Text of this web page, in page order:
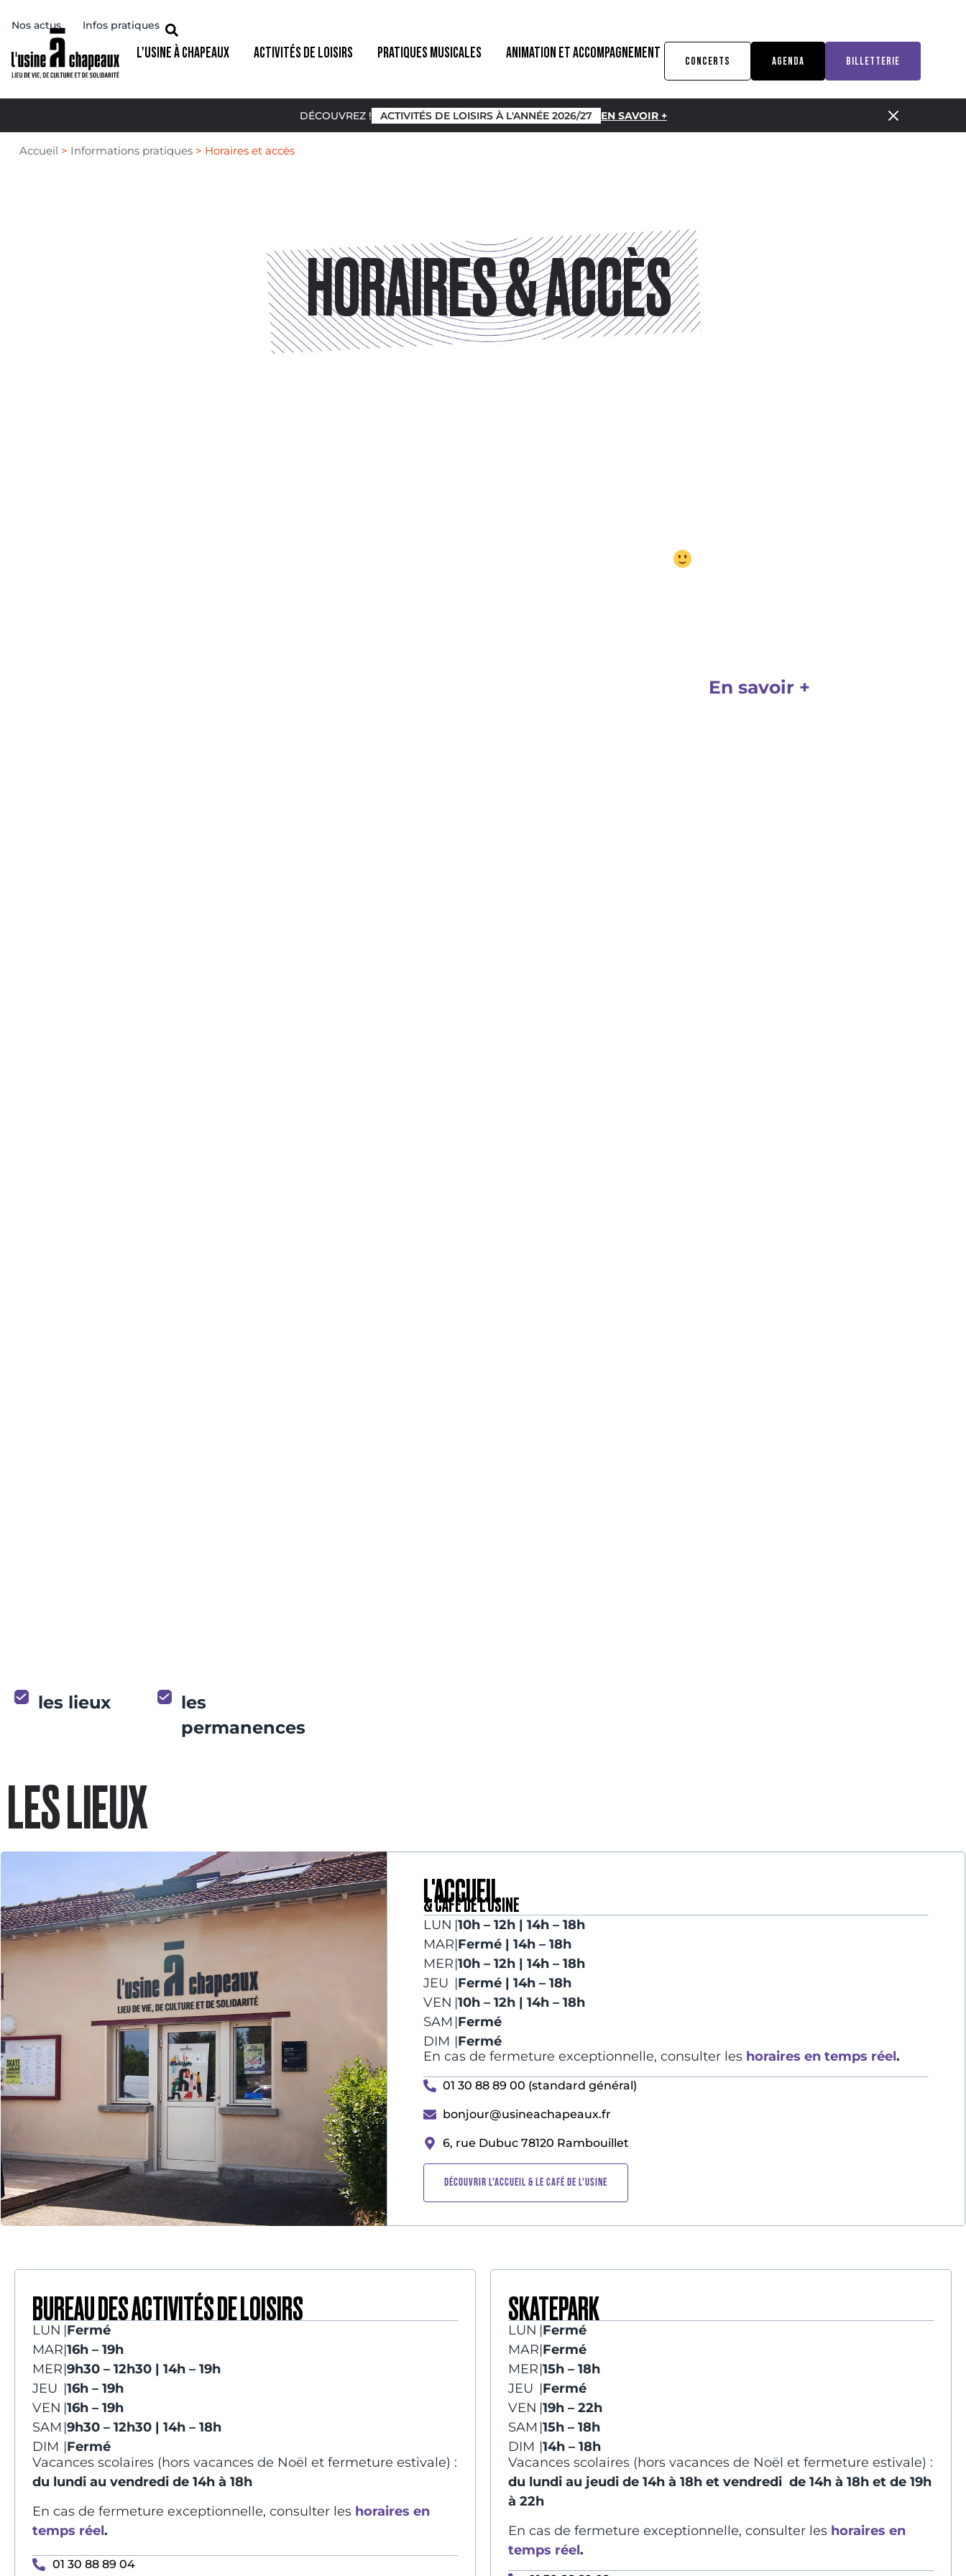
Nos actus Infos pratiques
L'USINE À CHAPEAUX ACTIVITÉS DE LOISIRS PRATIQUES MUSICALES ANIMATION ET ACCOMPAGNEMENT
CONCERTS AGENDA BILLETTERIE
DÉCOUVREZ ! ACTIVITÉS DE LOISIRS À L'ANNÉE 2026/27 EN SAVOIR +
Accueil > Informations pratiques > Horaires et accès
HORAIRES & ACCÈS
En savoir +
les lieux
les
permanences
LES LIEUX
L'ACCUEIL
& CAFÉ DE L'USINE
LUN
MAR
MER
JEU
VEN
SAM
DIM
|
|
|
|
|
|
|
10h – 12h | 14h – 18h
Fermé | 14h – 18h
10h – 12h | 14h – 18h
Fermé | 14h – 18h
10h – 12h | 14h – 18h
Fermé
Fermé
En cas de fermeture exceptionnelle, consulter les horaires en temps réel.
01 30 88 89 00 (standard général)
bonjour@usineachapeaux.fr
6, rue Dubuc 78120 Rambouillet
DÉCOUVRIR L'ACCUEIL & LE CAFÉ DE L'USINE
BUREAU DES ACTIVITÉS DE LOISIRS
LUN
MAR
MER
JEU
VEN
SAM
DIM
|
|
|
|
|
|
|
Fermé
16h – 19h
9h30 – 12h30 | 14h – 19h
16h – 19h
16h – 19h
9h30 – 12h30 | 14h – 18h
Fermé
Vacances scolaires (hors vacances de Noël et fermeture estivale) :
du lundi au vendredi de 14h à 18h
En cas de fermeture exceptionnelle, consulter les horaires en
temps réel.
01 30 88 89 04
SKATEPARK
LUN
MAR
MER
JEU
VEN
SAM
DIM
|
|
|
|
|
|
|
Fermé
Fermé
15h – 18h
Fermé
19h – 22h
15h – 18h
14h – 18h
Vacances scolaires (hors vacances de Noël et fermeture estivale) :
du lundi au jeudi de 14h à 18h et vendredi de 14h à 18h et de 19h
à 22h
En cas de fermeture exceptionnelle, consulter les horaires en
temps réel.